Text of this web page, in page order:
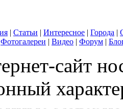
| Статьи | Интересное | Города |
Фотогалереи | Видео | Форум |
сайт